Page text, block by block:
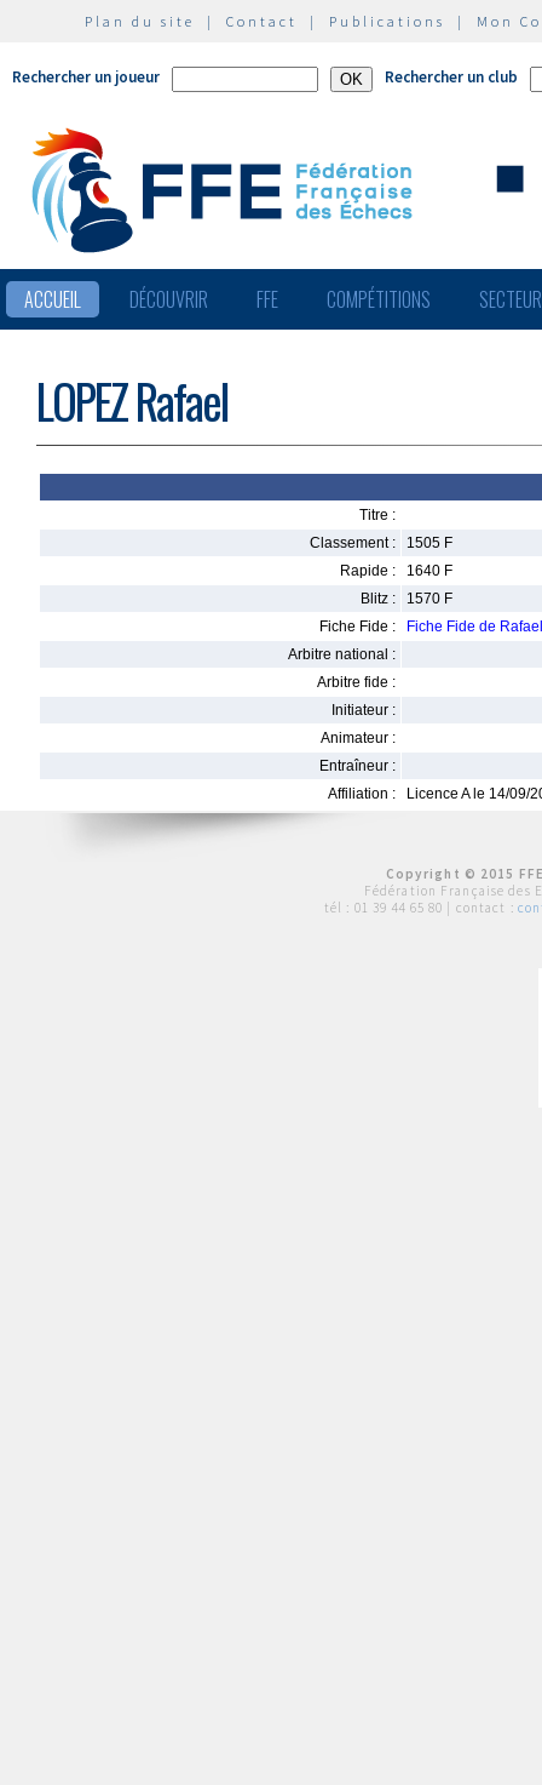
Plan du site | Contact | Publications | Mon
Rechercher un joueur Rechercher un club
ACCUEIL DÉCOUVRIR FFE COMPÉTITIONS
LOPEZ Rafael
Titre :
Classement :
1505 F
Rapide :
1640 F
Blitz :
1570 F
Fiche Fide :
Fiche Fide de
Arbitre national :
Arbitre fide :
Initiateur :
Animateur :
Entraîneur :
Affiliation :
Licence A le 14/09/
Copyright © 2015
Fédération Française des
tél : 01 39 44 65 80 | contact :